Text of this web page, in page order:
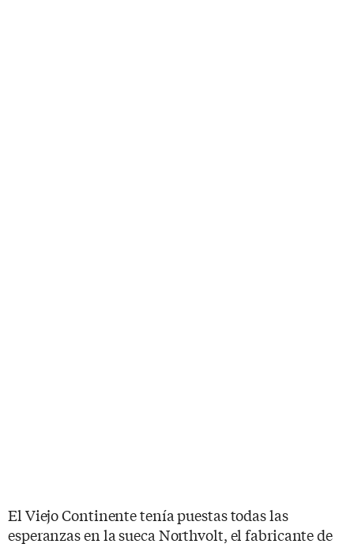
El Viejo Continente tenía puestas todas las
esperanzas en la sueca Northvolt, el fabricante de